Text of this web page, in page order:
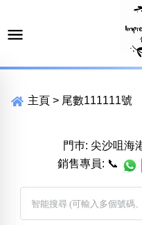
主頁 > 尾數111111號
門巿: 尖沙咀海
銷售專員: 📞